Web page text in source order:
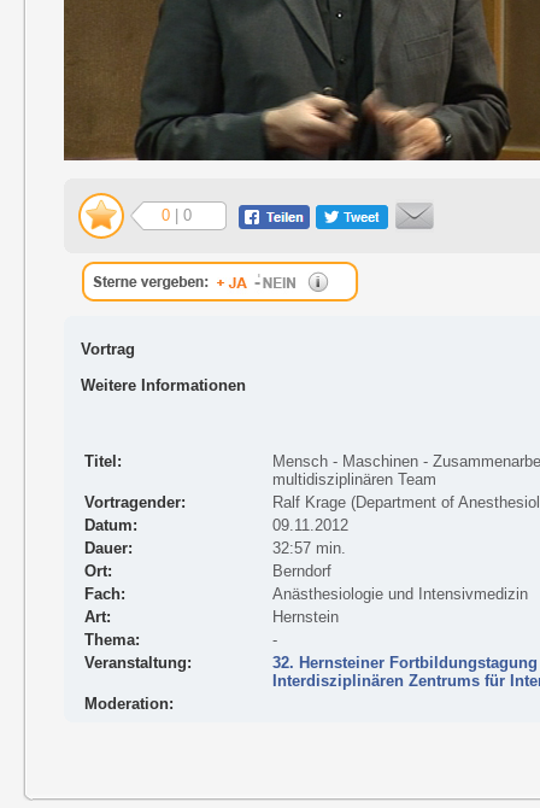
0 | 0
Vortrag
Weitere Informationen
Titel:
Mensch - Maschinen -
multidisziplinären Team
Vortragender:
Ralf Krage (Department of
Datum:
09.11.2012
Dauer:
32:57 min.
Ort:
Berndorf
Fach:
Anästhesiologie und Intensivmedizin
Art:
Hernstein
Thema:
-
Veranstaltung:
32. Hernsteiner
Interdisziplinären Zentrums für
Moderation: